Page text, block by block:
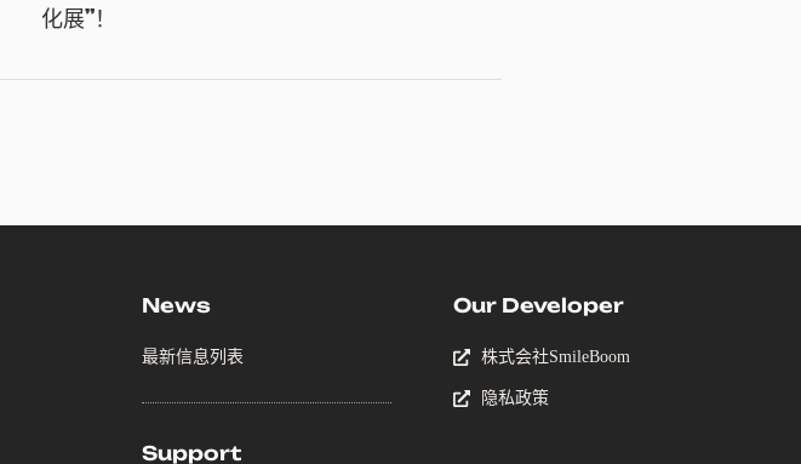
化展”！
News
最新信息列表
Support
Our Developer
株式会社SmileBoom
隐私政策